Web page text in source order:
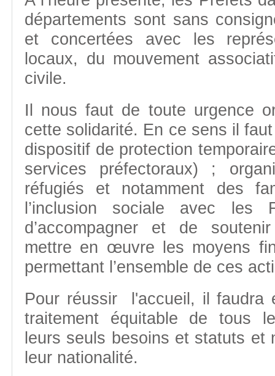
départements sont sans
et concertées avec les
locaux, du mouvement
civile.
Il nous faut de toute urgence
cette solidarité. En ce sens il
dispositif de protection
services préfectoraux) ;
réfugiés et notamment des
l’inclusion sociale avec les
d’accompagner et de
mettre en œuvre les moyens
permettant l’ensemble de ces
Pour réussir l'accueil, il faudra
traitement équitable de tous
leurs seuls besoins et statuts et
leur nationalité.